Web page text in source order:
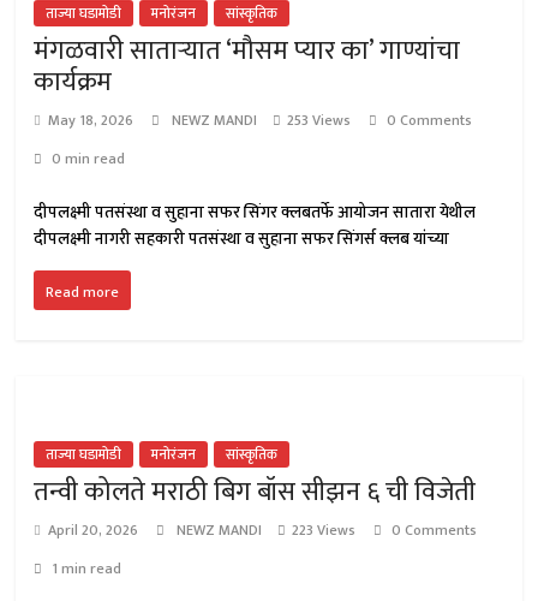
ताज्या घडामोडी मनोरंजन सांस्कृतिक
मंगळवारी साताऱ्यात ‘मौसम प्यार का’ गाण्यांचा
कार्यक्रम
May 18, 2026 NEWZ MANDI 253 Views
0 Comments
0 min read
दीपलक्ष्मी पतसंस्था व सुहाना सफर सिंगर क्लबतर्फे आयोजन सातारा येथील
दीपलक्ष्मी नागरी सहकारी पतसंस्था व सुहाना सफर सिंगर्स क्लब यांच्या
Read more
ताज्या घडामोडी मनोरंजन सांस्कृतिक
तन्वी कोलते मराठी बिग बॉस सीझन ६ ची विजेती
April 20, 2026 NEWZ MANDI 223 Views
0 Comments
1 min read